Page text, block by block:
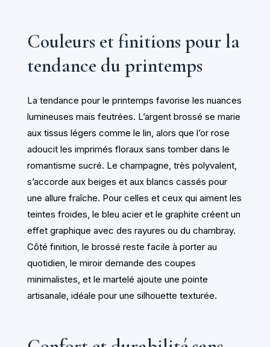
Couleurs et finitions pour la
tendance du printemps
La tendance pour le printemps favorise les nuances
lumineuses mais feutrées. L’argent brossé se marie
aux tissus légers comme le lin, alors que l’or rose
adoucit les imprimés floraux sans tomber dans le
romantisme sucré. Le champagne, très polyvalent,
s’accorde aux beiges et aux blancs cassés pour
une allure fraîche. Pour celles et ceux qui aiment les
teintes froides, le bleu acier et le graphite créent un
effet graphique avec des rayures ou du chambray.
Côté finition, le brossé reste facile à porter au
quotidien, le miroir demande des coupes
minimalistes, et le martelé ajoute une pointe
artisanale, idéale pour une silhouette texturée.